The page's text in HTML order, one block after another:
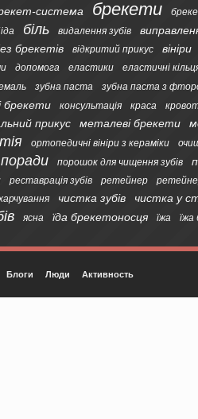
система брекети
біль видалення зубів
брекетів відкритий прикус
вініри
допомога еластики еластичні
зубна паста зубна паста з
брекети консультація краса
прикус металеві брекети
ортопедичні вініри з кераміки
поради порошок для чищення зубів
реставрація зубів ретейнер
чистка зубів чистка у
ясна їда брекетоносця їжа
Блоги Люди Активность